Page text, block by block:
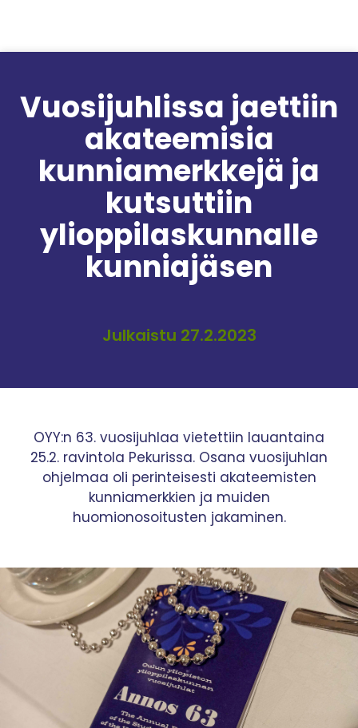
Vuosijuhlissa jaettiin
akateemisia
kunniamerkkejä ja
kutsuttiin
ylioppilaskunnalle
kunniajäsen
Julkaistu 27.2.2023
OYY:n 63. vuosijuhlaa vietettiin lauantaina
25.2. ravintola Pekurissa. Osana vuosijuhlan
ohjelmaa oli perinteisesti akateemisten
kunniamerkkien ja muiden
huomionosoitusten jakaminen.